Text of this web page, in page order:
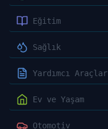
Eğitim
Sağlık
Yardımcı Araçlar
Ev ve Yaşam
Otomotiv